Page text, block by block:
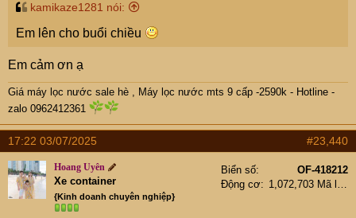
kamikaze1281 nói:
Em lên cho buổi chiều
Em cảm ơn ạ
Giá máy lọc nước sale hè , Máy lọc nước mts 9 cấp -2590k - Hotline -
zalo 0962412361
17:22 03/07/2025 #23,440
Hoang Uyên
Xe container
{Kinh doanh chuyên nghiệp}
Biển số
OF-418212
Động cơ
1,072,703 Mã lực